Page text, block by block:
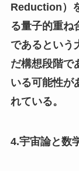
Reduction）
る量子的重ね
であるという
だ構想段階で
いる可能性が
れている。
4.宇宙論と数